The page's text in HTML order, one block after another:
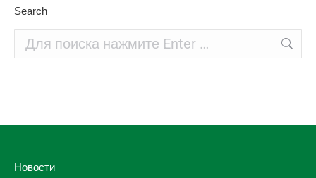
Search
Новости